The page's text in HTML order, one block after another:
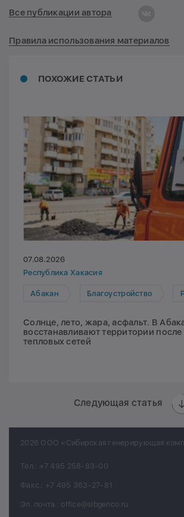
ПОХОЖИЕ СТАТЬИ
07.08.2026
Республика Хакасия
Абакан Благоустройство
Солнце, лето, жара, асфальт. В
восстанавливают территории
тепловых сетей
Следующая статья
Все публикации автора
Правила использования материалов
2026 ООО «Сибирская генерирующая
Тел.: +7 495 258-83-00
Факс.: +7 495 363-27-81
Эл. почта.: office@sibgenco.ru